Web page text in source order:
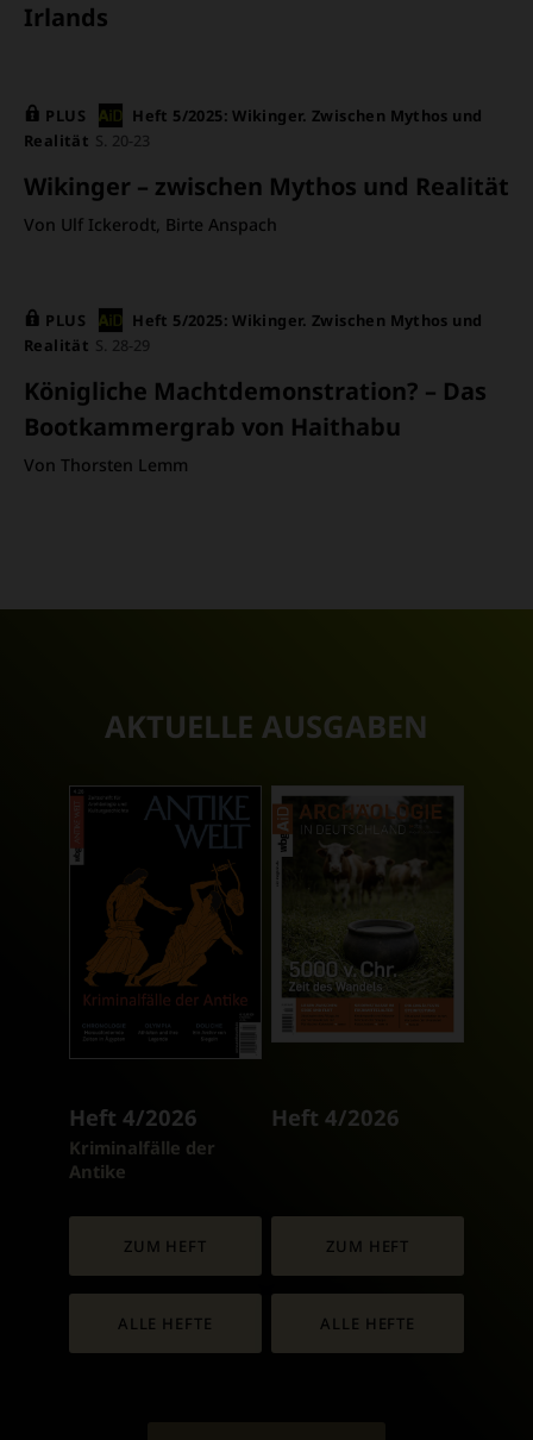
Irlands
PLUS
Heft 5/2025: Wikinger. Zwischen Mythos und
Realität S. 20-23
Wikinger – zwischen Mythos und Realität
Von Ulf Ickerodt, Birte Anspach
PLUS
Heft 5/2025: Wikinger. Zwischen Mythos und
Realität S. 28-29
Königliche Machtdemonstration? – Das
Bootkammergrab von Haithabu
Von Thorsten Lemm
AKTUELLE AUSGABEN
Heft 4/2026
:
Kriminalfälle der
Antike
ZUM HEFT
ALLE HEFTE
Heft 4/2026
ZUM HEFT
ALLE HEFTE